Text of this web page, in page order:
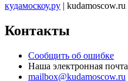
кудамоскоу.ру | kudamoscow.ru
Контакты
Сообщить об ошибке
Наша электронная почта
mailbox@kudamoscow.ru